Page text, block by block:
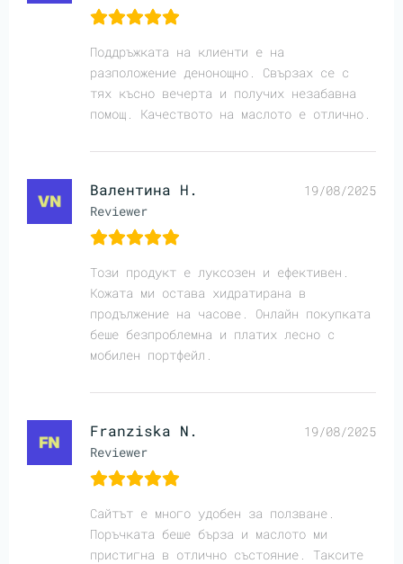
Поддръжката на клиенти е на
разположение денонощно. Свързах се с
тях късно вечерта и получих незабавна
помощ. Качеството на маслото е отлично.
Валентина Н.
Reviewer
19/08/2025
Този продукт е луксозен и ефективен.
Кожата ми остава хидратирана в
продължение на часове. Онлайн покупката
беше безпроблемна и платих лесно с
мобилен портфейл.
Franziska N.
Reviewer
19/08/2025
Сайтът е много удобен за ползване.
Поръчката беше бърза и маслото ми
пристигна в отлично състояние. Таксите